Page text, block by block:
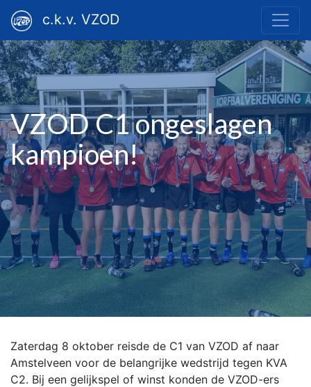
c.k.v. VZOD
VZOD C1 ongeslagen
kampioen!
Zaterdag 8 oktober reisde de C1 van VZOD af naar
Amstelveen voor de belangrijke wedstrijd tegen KVA
C2. Bij een gelijkspel of winst konden de VZOD-ers